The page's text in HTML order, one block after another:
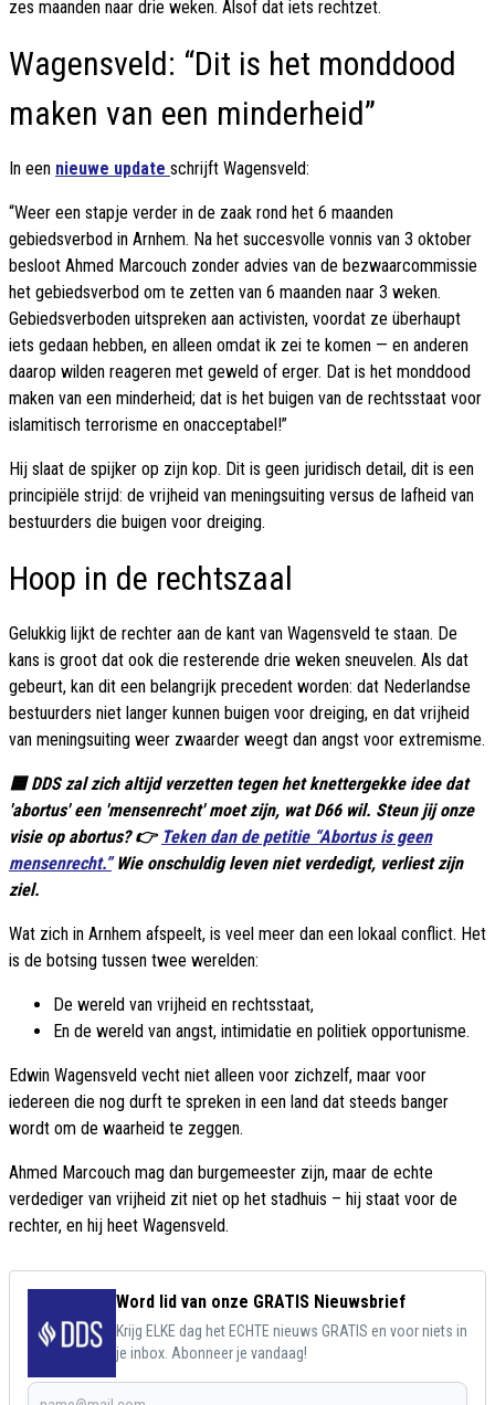
zes maanden naar drie weken. Alsof dat iets rechtzet.
Wagensveld: “Dit is het monddood
maken van een minderheid”
In een nieuwe update schrijft Wagensveld:
“Weer een stapje verder in de zaak rond het 6 maanden
gebiedsverbod in Arnhem. Na het succesvolle vonnis van 3 oktober
besloot Ahmed Marcouch zonder advies van de bezwaarcommissie
het gebiedsverbod om te zetten van 6 maanden naar 3 weken.
Gebiedsverboden uitspreken aan activisten, voordat ze überhaupt
iets gedaan hebben, en alleen omdat ik zei te komen — en anderen
daarop wilden reageren met geweld of erger. Dat is het monddood
maken van een minderheid; dat is het buigen van de rechtsstaat voor
islamitisch terrorisme en onacceptabel!”
Hij slaat de spijker op zijn kop. Dit is geen juridisch detail, dit is een
principiële strijd: de vrijheid van meningsuiting versus de lafheid van
bestuurders die buigen voor dreiging.
Hoop in de rechtszaal
Gelukkig lijkt de rechter aan de kant van Wagensveld te staan. De
kans is groot dat ook die resterende drie weken sneuvelen. Als dat
gebeurt, kan dit een belangrijk precedent worden: dat Nederlandse
bestuurders niet langer kunnen buigen voor dreiging, en dat vrijheid
van meningsuiting weer zwaarder weegt dan angst voor extremisme.
🟦 DDS zal zich altijd verzetten tegen het knettergekke idee dat
'abortus' een 'mensenrecht' moet zijn, wat D66 wil. Steun jij onze
visie op abortus? 👉 Teken dan de petitie “Abortus is geen
mensenrecht.”Wie onschuldig leven niet verdedigt, verliest zijn
ziel.
Wat zich in Arnhem afspeelt, is veel meer dan een lokaal conflict. Het
is de botsing tussen twee werelden:
De wereld van vrijheid en rechtsstaat,
En de wereld van angst, intimidatie en politiek opportunisme.
Edwin Wagensveld vecht niet alleen voor zichzelf, maar voor
iedereen die nog durft te spreken in een land dat steeds banger
wordt om de waarheid te zeggen.
Ahmed Marcouch mag dan burgemeester zijn, maar de echte
verdediger van vrijheid zit niet op het stadhuis – hij staat voor de
rechter, en hij heet Wagensveld.
Word lid van onze GRATIS Nieuwsbrief
Krijg ELKE dag het ECHTE nieuws GRATIS en voor niets in
je inbox. Abonneer je vandaag!